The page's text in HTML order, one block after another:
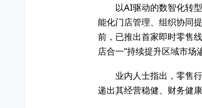
以AI驱动的数智化转
能化门店管理、组织协同
前，已推出首家即时零售
店合一”持续提升区域市场
业内人士指出，零售
递出其经营稳健、财务健